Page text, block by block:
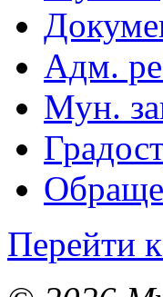
Адм.
Мун.
Перейти